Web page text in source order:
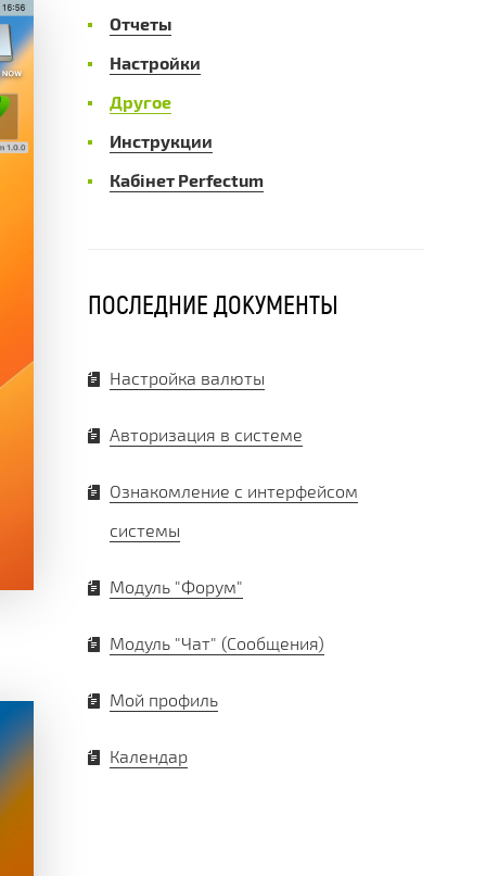
Отчеты
Настройки
Другое
Инструкции
Кабінет Perfectum
ПОСЛЕДНИЕ ДОКУМЕНТЫ
Настройка валюты
Авторизация в системе
Ознакомление с интерфейсом
системы
Модуль "Форум"
Модуль "Чат" (Сообщения)
Мой профиль
Календар